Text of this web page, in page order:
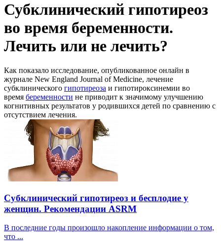
Субклинический гипотиреоз
во время беременности.
Лечить или не лечить?
Как показало исследование, опубликованное онлайн в
журнале New England Journal of Medicine, лечение
субклинического гипотиреоза и гипотироксинемии во
время беременности не приводит к значимому улучшению
когнитивных результатов у родившихся детей по сравнению с
отсутствием лечения.
Субклинический гипотиреоз и бесплодие у
женщин. Рекомендации ASRM
В последние годы произошло накопление информации о том,
что ...